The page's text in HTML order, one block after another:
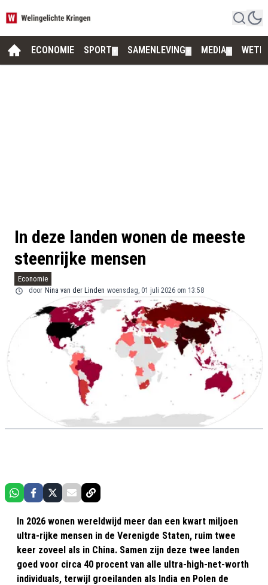
ECONOMIE SPORT SAMENLEVING MEDIA
In deze landen wonen de meeste
steenrijke mensen
Economie
door Nina van der Linden woensdag, 01 juli 2026 om 13:58
In 2026 wonen wereldwijd meer dan een kwart miljoen
ultra-rijke mensen in de Verenigde Staten, ruim twee
keer zoveel als in China. Samen zijn deze twee landen
goed voor circa 40 procent van alle ultra-high-net-worth
individuals, terwijl groeilanden als India en Polen de